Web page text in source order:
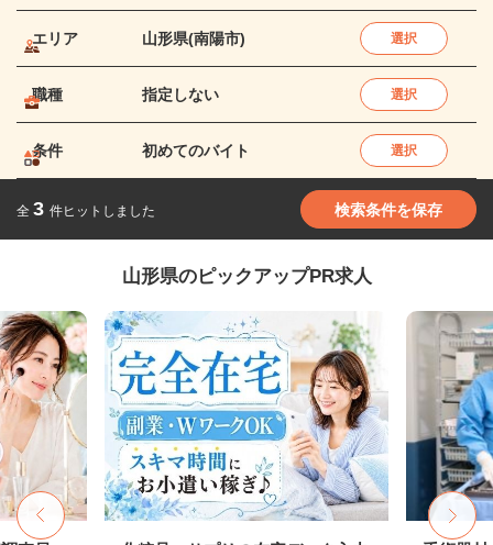
エリア 山形県(南陽市) 選択
職種 指定しない 選択
条件 初めてのバイト 選択
全 3 件ヒットしました 検索条件を保存
山形県のピックアップPR求人